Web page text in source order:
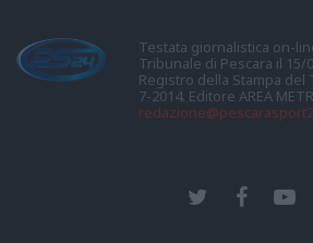
Testata giornalistica on-
Tribunale di Pescara il 15/
Registro della Stampa del
7-2014. Editore AREA